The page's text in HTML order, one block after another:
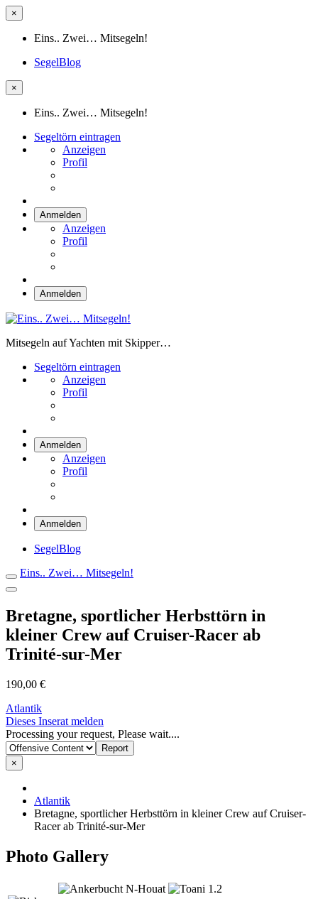
×
Eins.. Zwei… Mitsegeln!
SegelBlog
×
Eins.. Zwei… Mitsegeln!
Segeltörn eintragen
Anzeigen
Profil
Anmelden
Anzeigen
Profil
Anmelden
Mitsegeln auf Yachten mit Skipper…
Segeltörn eintragen
Anzeigen
Profil
Anmelden
Anzeigen
Profil
Anmelden
SegelBlog
Eins.. Zwei… Mitsegeln!
Bretagne, sportlicher Herbsttörn in
kleiner Crew auf Cruiser-Racer ab
Trinité-sur-Mer
190,00 €
Atlantik
Dieses Inserat melden
Processing your request, Please wait....
×
Atlantik
Bretagne, sportlicher Herbsttörn in kleiner Crew auf Cruiser-
Racer ab Trinité-sur-Mer
Photo Gallery